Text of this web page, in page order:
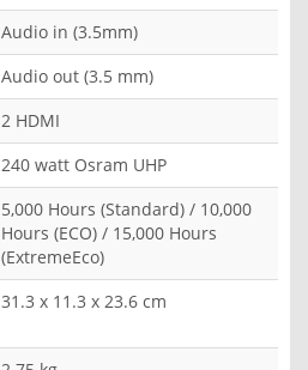
Audio in (3.5mm)
Audio out (3.5 mm)
2 HDMI
240 watt Osram UHP
5,000 Hours (Standard) / 10,000
Hours (ECO) / 15,000 Hours
(ExtremeEco)
31.3 x 11.3 x 23.6 cm